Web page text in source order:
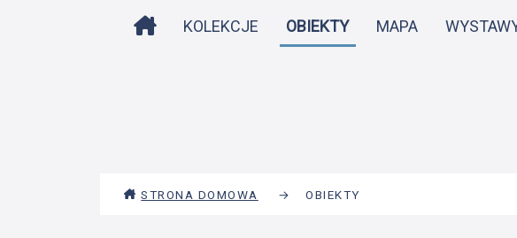
STRONA DOMOWA
KOLEKCJE OBIEKTY MAPA
STRONA DOMOWA → OBIEKTY